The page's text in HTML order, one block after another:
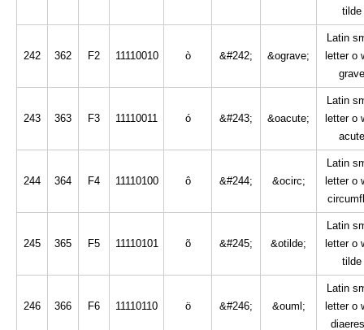
tilde
242 362 F2 11110010 ò &#242; &ograve;
Latin
letter o
grave
243 363 F3 11110011 ó &#243; &oacute;
Latin
letter o
acute
244 364 F4 11110100 ô &#244; &ocirc;
Latin
letter o
245 365 F5 11110101 õ &#245; &otilde;
Latin
letter o
tilde
246 366 F6 11110110 ö &#246; &ouml;
Latin
letter o